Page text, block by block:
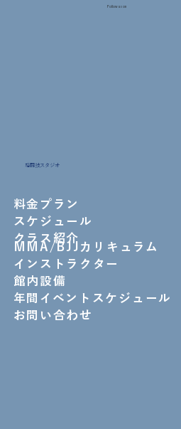
Follow us on
格闘技スタジオ
料金プラン
スケジュール
クラス紹介
MMA/BJJカリキュラム
インストラクター
館内設備
年間イベントスケジュール
お問い合わせ